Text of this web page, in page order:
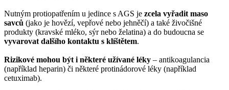
Nutným protiopatřením u jedince s AGS je zcela vyřadit maso
savců (jako je hovězí, vepřové nebo jehněčí) a také živočišné
produkty (kravské mléko, sýr nebo želatina) a do budoucna se
vyvarovat dalšího kontaktu s klíštětem.
Rizikové mohou být i některé užívané léky – antikoagulancia
(například heparin) či některé protinádorové léky (například
cetuximab).